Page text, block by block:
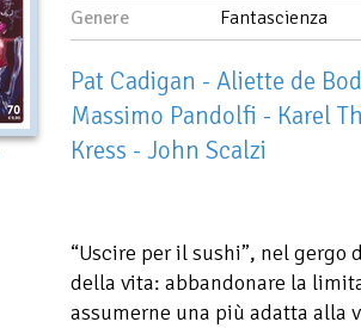
Genere
Fantascienza
Pat Cadigan - Aliette de
Massimo Pandolfi - Karel
Kress - John Scalzi
“Uscire per il sushi”, nel gergo
della vita: abbandonare la
assumerne una più adatta alla